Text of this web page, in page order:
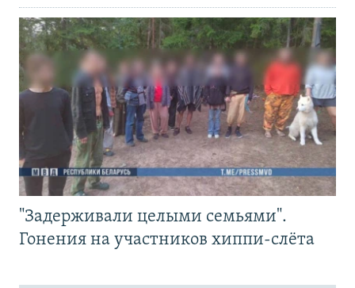
"Задерживали целыми семьями".
Гонения на участников хиппи-слёта